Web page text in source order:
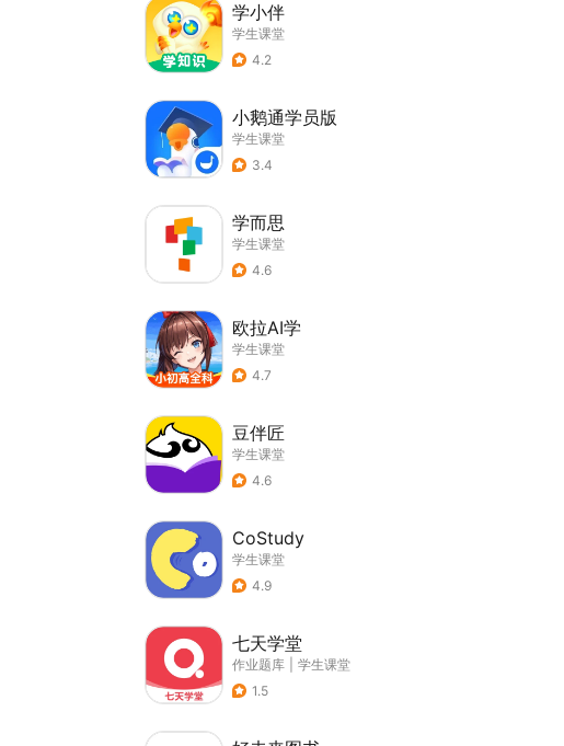
学小伴
学生课堂
4.2
小鹅通学员版
学生课堂
3.4
学而思
学生课堂
4.6
欧拉AI学
学生课堂
4.7
豆伴匠
学生课堂
4.6
CoStudy
学生课堂
4.9
七天学堂
作业题库
学生课堂
1.5